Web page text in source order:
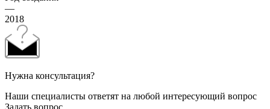
—
2018
Нужна консультация?
Наши специалисты ответят на любой интересующий вопрос
Задать вопрос